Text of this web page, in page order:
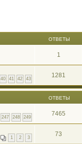
ОТВЕТЫ
1
40 41 42 43 1281
ОТВЕТЫ
247 248 249 7465
1 2 3 73